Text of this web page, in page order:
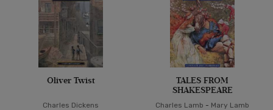
Oliver Twist
Charles Dickens
TALES FROM
SHAKESPEARE
Charles Lamb - Mary Lamb